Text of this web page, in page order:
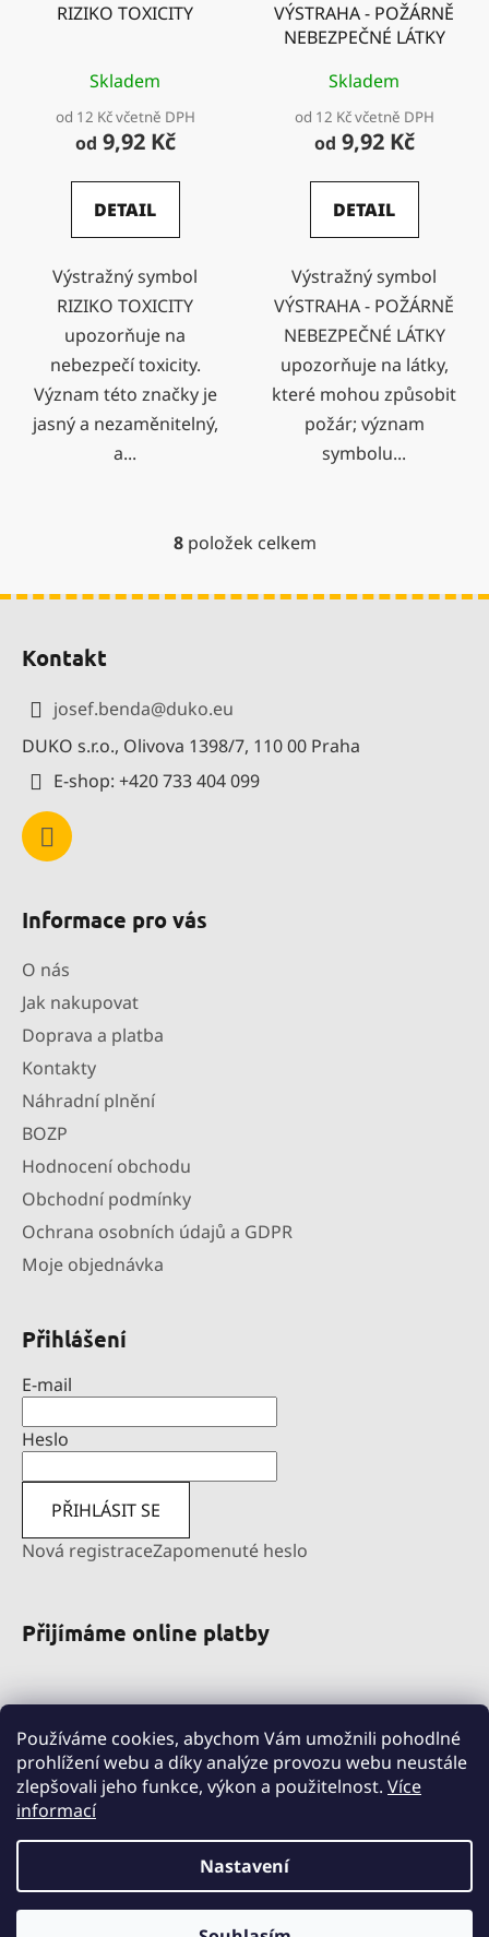
Používáme cookies, abychom Vám umožnili pohodlné
prohlížení webu a díky analýze provozu webu neustále
zlepšovali jeho funkce, výkon a použitelnost. Více
informací
Nastavení
RIZIKO TOXICITY
Skladem
od 12 Kč včetně DPH
od 9,92 Kč
DETAIL
Výstražný symbol
RIZIKO TOXICITY
upozorňuje na
nebezpečí toxicity.
Význam této značky je
jasný a nezaměnitelný,
a...
VÝSTRAHA - POŽÁRNĚ
NEBEZPEČNÉ LÁTKY
Skladem
od 12 Kč včetně DPH
od 9,92 Kč
DETAIL
Výstražný symbol
VÝSTRAHA - POŽÁRNĚ
NEBEZPEČNÉ LÁTKY
upozorňuje na látky,
které mohou způsobit
požár; význam
symbolu...
O
l
p
r
v
8položek celkem
Kontakt
josef.benda@duko.eu
DUKO s.r.o., Olivova 1398/7, 110 00 Praha
E-shop: +420 733 404 099
Informace pro vás
O nás
Jak nakupovat
Doprava a platba
Kontakty
Náhradní plnění
BOZP
Hodnocení obchodu
Obchodní podmínky
Ochrana osobních údajů a GDPR
Moje objednávka
Přihlášení
E-mail
Heslo
PŘIHLÁSIT SE
Nová registraceZapomenuté heslo
Přijímáme online platby
nahradniplneni.duko.eu
detske-obleceni-duko.cz